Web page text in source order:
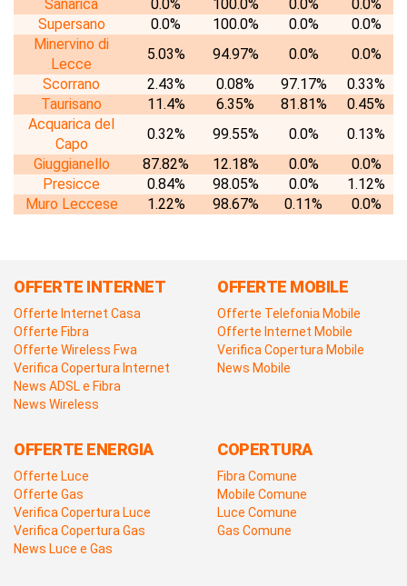
Sanarica
0.0% 100.0% 0.0%
0.0%
Supersano
0.0% 100.0% 0.0%
0.0%
Minervino di
Lecce
5.03% 94.97% 0.0%
0.0%
Scorrano
2.43% 0.08% 97.17%
0.33%
Taurisano
11.4% 6.35% 81.81%
0.45%
Acquarica del
Capo
0.32% 99.55% 0.0%
0.13%
Giuggianello
87.82% 12.18% 0.0%
0.0%
Presicce
0.84% 98.05% 0.0%
1.12%
Muro Leccese
1.22% 98.67% 0.11% 0.0%
OFFERTE INTERNET
Offerte Internet Casa
Offerte Fibra
Offerte Wireless Fwa
Verifica Copertura Internet
News ADSL e Fibra
News Wireless
OFFERTE MOBILE
Offerte Telefonia Mobile
Offerte Internet Mobile
Verifica Copertura Mobile
News Mobile
OFFERTE ENERGIA
Offerte Luce
Offerte Gas
Verifica Copertura Luce
Verifica Copertura Gas
News Luce e Gas
COPERTURA
Fibra Comune
Mobile Comune
Luce Comune
Gas Comune